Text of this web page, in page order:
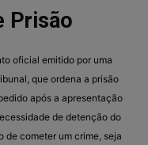
Prisão
oficial emitido por uma
que ordena a prisão
após a apresentação
de detenção do
de cometer um crime, seja